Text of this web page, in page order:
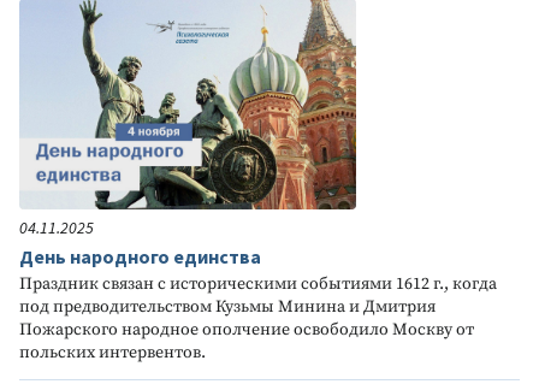
04.11.2025
День народного единства
Праздник связан с историческими событиями 1612 г., когда
под предводительством Кузьмы Минина и Дмитрия
Пожарского народное ополчение освободило Москву от
польских интервентов.